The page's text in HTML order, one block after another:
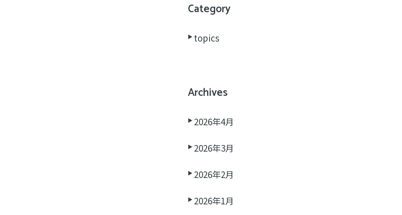
Category
topics
Archives
2026年4月
2026年3月
2026年2月
2026年1月